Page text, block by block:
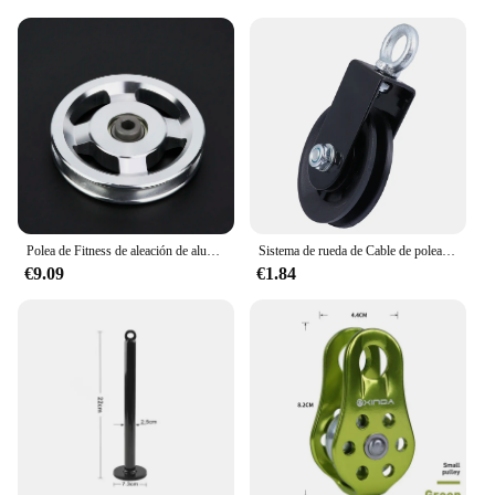
Polea de Fitness de aleación de aluminio, accesorios de gimnasio en casa, accesorio de entrenamiento de fuerza para ejercicio, 90mm, 115mm
€9.09
Sistema de rueda de Cable de polea, entrenamiento silencioso, dispositivo de entrenamiento colgante para tríceps, Fitness hecho a sí mismo
€1.84